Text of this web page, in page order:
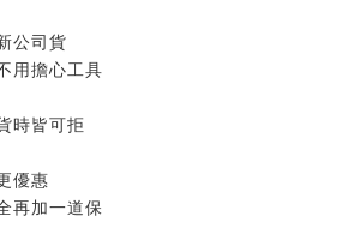
公司貨
用擔心工具
時皆可拒
優惠
再加一道保